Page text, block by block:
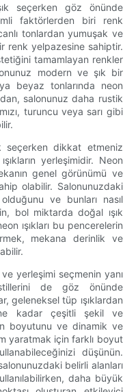
seçerken göz önünde
faktörlerden biri renk
tonlardan yumuşak ve
renk yelpazesine sahiptir.
tamamlayan renkler
modern ve şık bir
beyaz tonlarında neon
salonunuz daha rustik
turuncu veya sarı gibi
seçerken dikkat etmeniz
yerleşimidir. Neon
genel görünümü ve
olabilir. Salonunuzdaki
ve bunları nasıl
bol miktarda doğal ışık
ışıkları bu pencerelerin
mekana derinlik ve
ve yerleşimi seçmenin yanı
stillerini de göz önünde
geleneksel tüp ışıklardan
kadar çeşitli şekil ve
boyutunu ve dinamik ve
yaratmak için farklı boyut
düşünün.
belirli alanları
daha büyük